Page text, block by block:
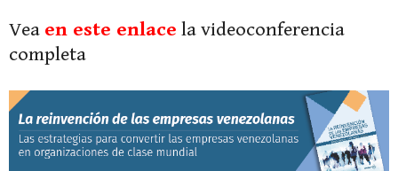
Vea en este enlace la videoconferencia
completa